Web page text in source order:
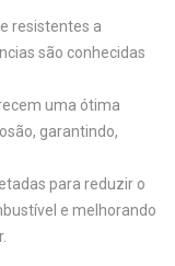
resistentes a
são conhecidas
uma ótima
garantindo,
para reduzir o
e melhorando